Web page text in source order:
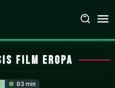
Film Eropa
93 min